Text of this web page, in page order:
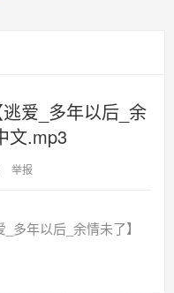
爱_多年以后_余
文.mp3
举报
多年以后_余情未了】